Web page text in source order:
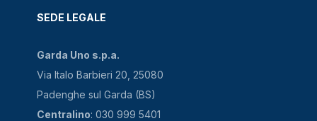
SEDE LEGALE
Garda Uno s.p.a.
Via Italo Barbieri 20, 25080
Padenghe sul Garda (BS)
Centralino: 030 999 5401